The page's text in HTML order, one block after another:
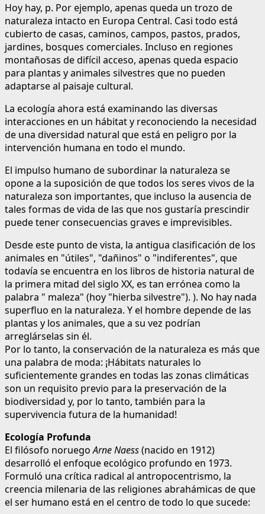
Hoy hay, p. Por ejemplo, apenas queda un trozo de
naturaleza intacto en Europa Central. Casi todo está
cubierto de casas, caminos, campos, pastos, prados,
jardines, bosques comerciales. Incluso en regiones
montañosas de difícil acceso, apenas queda espacio
para plantas y animales silvestres que no pueden
adaptarse al paisaje cultural.
La ecología ahora está examinando las diversas
interacciones en un hábitat y reconociendo la necesidad
de una diversidad natural que está en peligro por la
intervención humana en todo el mundo.
El impulso humano de subordinar la naturaleza se
opone a la suposición de que todos los seres vivos de la
naturaleza son importantes, que incluso la ausencia de
tales formas de vida de las que nos gustaría prescindir
puede tener consecuencias graves e imprevisibles.
Desde este punto de vista, la antigua clasificación de los
animales en "útiles", "dañinos" o "indiferentes", que
todavía se encuentra en los libros de historia natural de
la primera mitad del siglo XX, es tan errónea como la
palabra " maleza" (hoy "hierba silvestre"). ). No hay nada
superfluo en la naturaleza. Y el hombre depende de las
plantas y los animales, que a su vez podrían
arreglárselas sin él.
Por lo tanto, la conservación de la naturaleza es más que
una palabra de moda: ¡Hábitats naturales lo
suficientemente grandes en todas las zonas climáticas
son un requisito previo para la preservación de la
biodiversidad y, por lo tanto, también para la
supervivencia futura de la humanidad!
Ecología Profunda
El filósofo noruegoArne Naess(nacido en 1912)
desarrolló el enfoque ecológico profundo en 1973.
Formuló una crítica radical al antropocentrismo, la
creencia milenaria de las religiones abrahámicas de que
el ser humano está en el centro de todo lo que sucede: